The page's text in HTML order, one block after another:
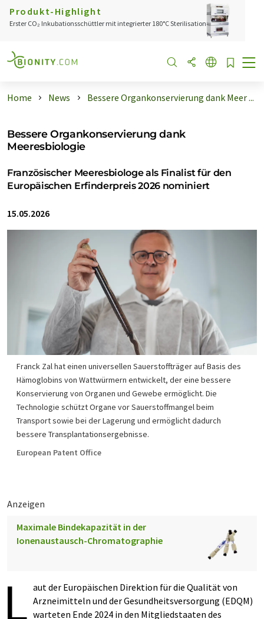
Produkt-Highlight
Erster CO₂ Inkubationsschüttler mit integrierter 180°C Sterilisation
Home News Bessere Organkonservierung dank Meer ...
Bessere Organkonservierung dank
Meeresbiologie
Französischer Meeresbiologe als Finalist für den
Europäischen Erfinderpreis 2026 nominiert
15.05.2026
Franck Zal hat einen universellen Sauerstoffträger auf Basis des
Hämoglobins von Wattwürmern entwickelt, der eine bessere
Konservierung von Organen und Gewebe ermöglicht. Die
Technologie schützt Organe vor Sauerstoffmangel beim
Transport sowie bei der Lagerung und ermöglicht dadurch
bessere Transplantationsergebnisse.
European Patent Office
Anzeigen
Maximale Bindekapazität in der
Ionenaustausch-Chromatographie
L aut der Europäischen Direktion für die Qualität von
Arzneimitteln und der Gesundheitsversorgung (EDQM)
warteten Ende 2024 in den Mitgliedstaaten des